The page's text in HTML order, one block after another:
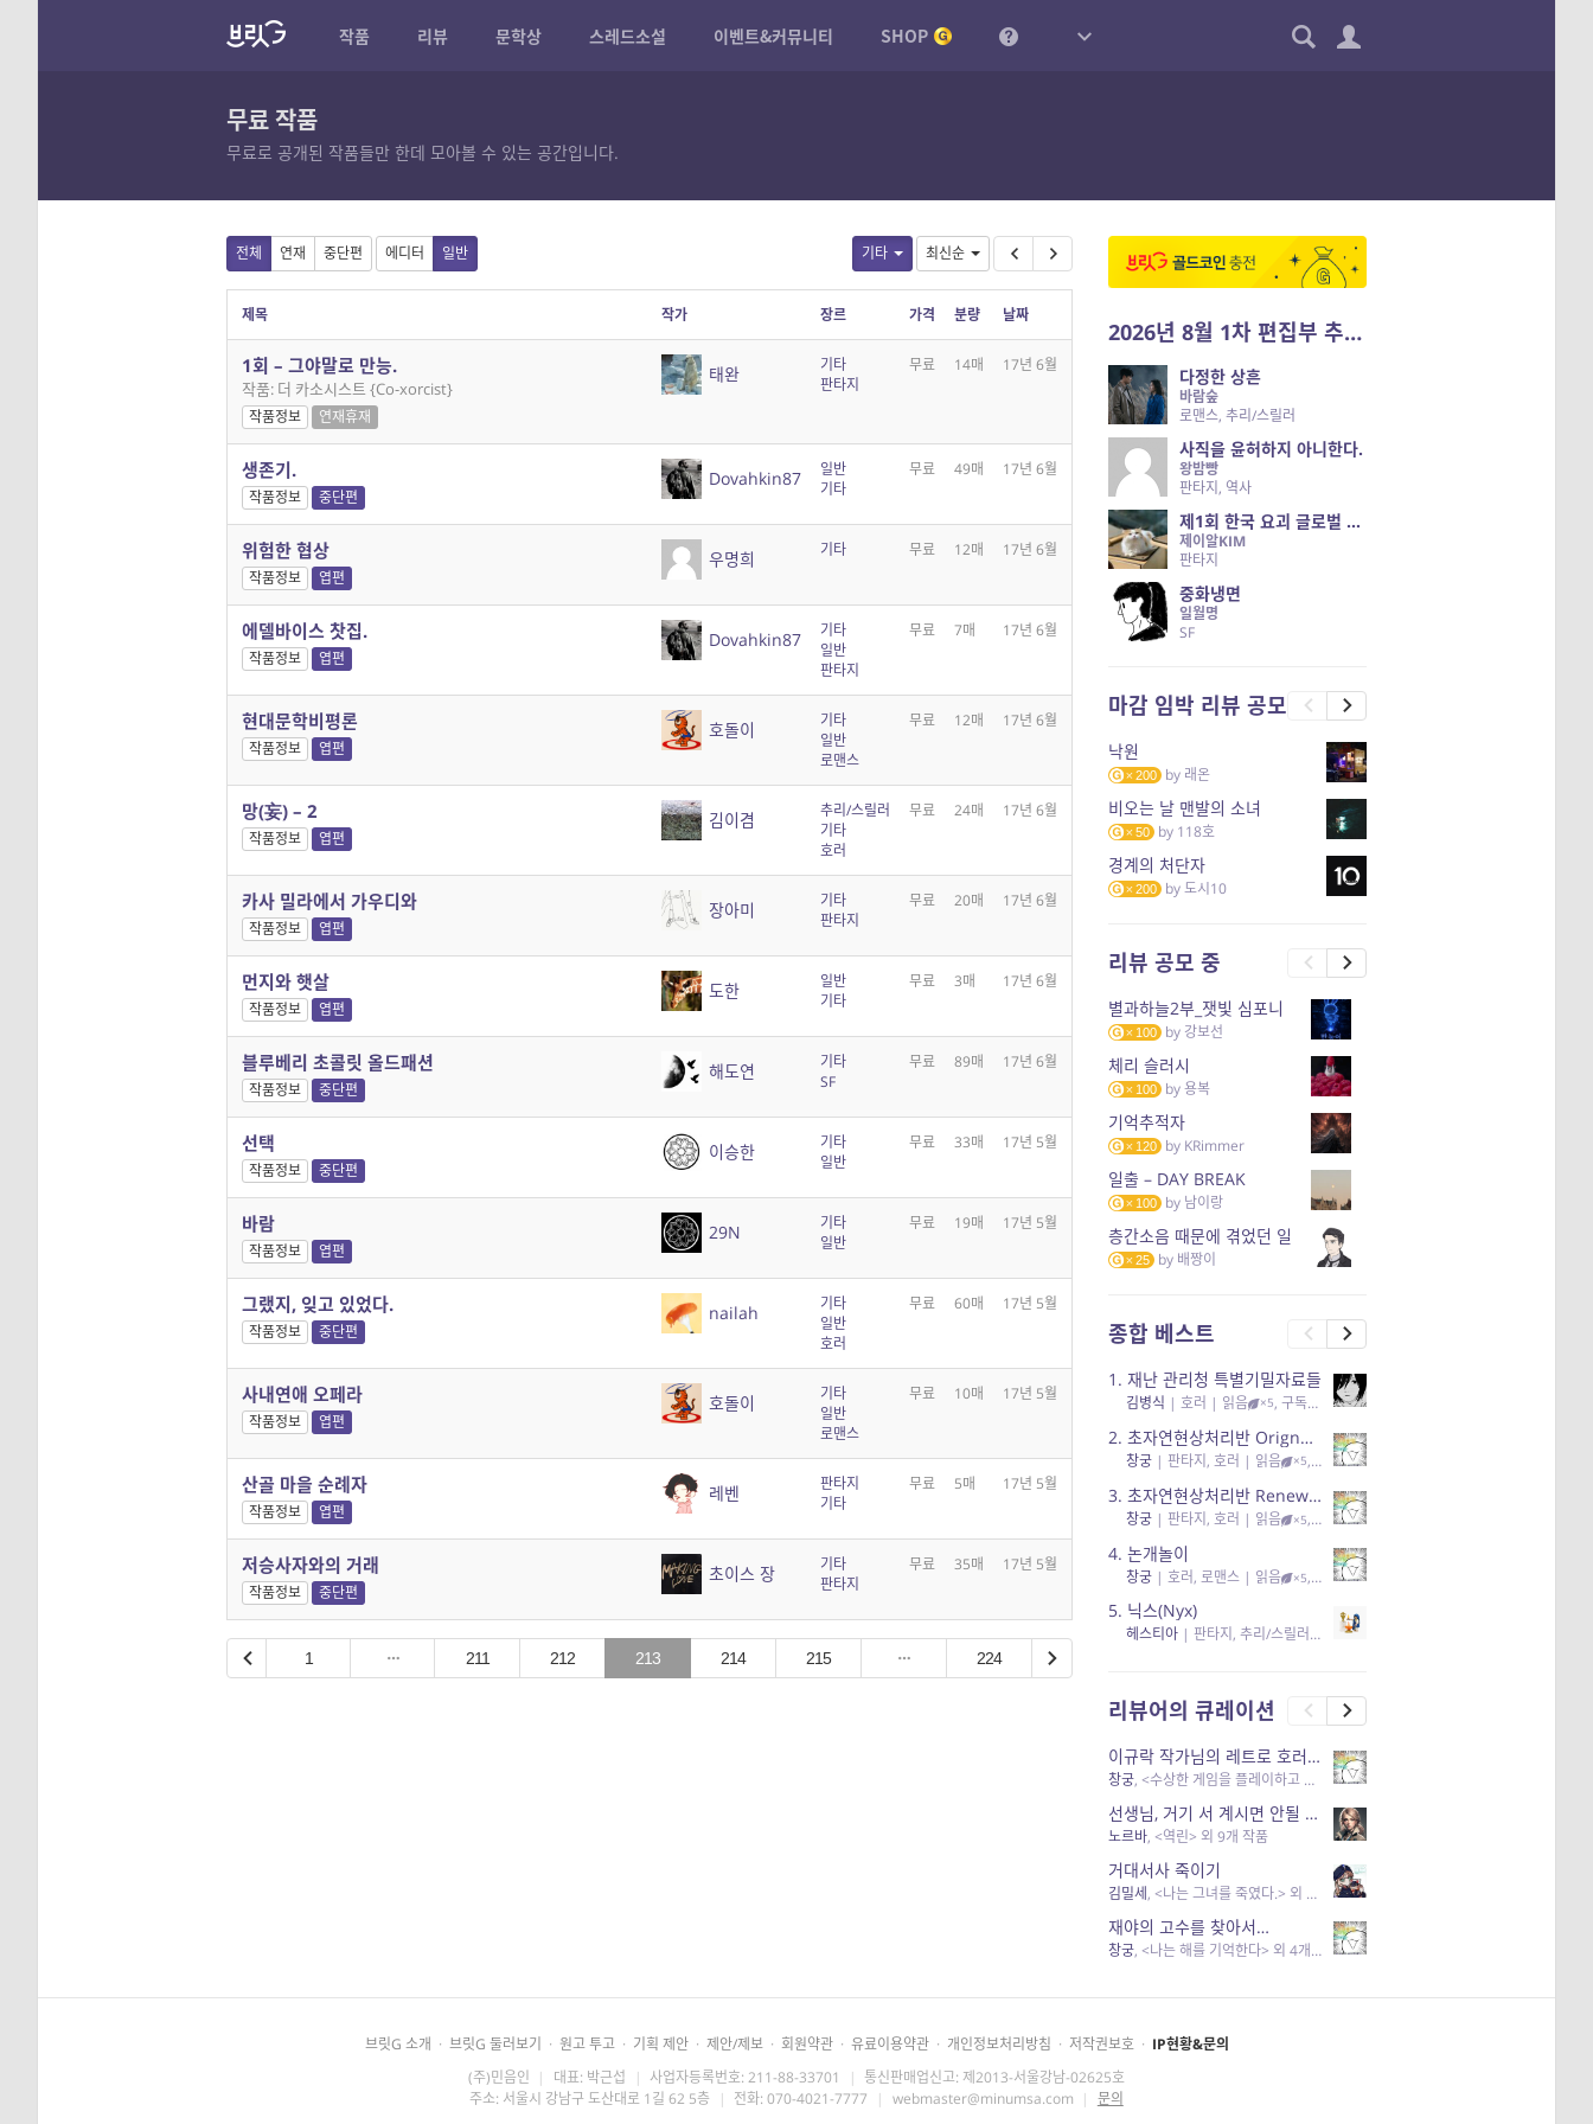
작품 리뷰 문학상 스레드소설 이벤트&커뮤니티 SHOP
무료 작품
무료로 공개된 작품들만 한데 모아볼 수 있는 공간입니다.
기타 최신순
전체 연재 중단편 에디터 일반
제목 작가 장르 가격 분량 날짜
1회 – 그야말로 만능.
작품: 더 카소시스트 {Co-xorcist}
작품정보 연재휴재
태완
기타
판타지
무료 14매 17년 6월
생존기.
작품정보 중단편
Dovahkin87
일반
기타
무료 49매 17년 6월
위험한 협상
작품정보 엽편
우명희 기타 무료 12매 17년 6월
에델바이스 찻집.
작품정보 엽편
Dovahkin87
기타
일반
판타지
무료 7매 17년 6월
현대문학비평론
작품정보 엽편
호돌이
기타
일반
로맨스
무료 12매 17년 6월
망(妄) – 2
작품정보 엽편
김이겸
추리/스릴러
기타
호러
무료 24매 17년 6월
카사 밀라에서 가우디와
작품정보 엽편
장아미
기타
판타지
무료 20매 17년 6월
먼지와 햇살
작품정보 엽편
도한
일반
기타
무료 3매 17년 6월
블루베리 초콜릿 올드패션
작품정보 중단편
해도연
기타
SF
무료 89매 17년 6월
선택
작품정보 중단편
이승한
기타
일반
무료 33매 17년 5월
바람
작품정보 엽편
29N
기타
일반
무료 19매 17년 5월
그랬지, 잊고 있었다.
작품정보 중단편
nailah
기타
일반
호러
무료 60매 17년 5월
사내연애 오페라
작품정보 엽편
호돌이
기타
일반
로맨스
무료 10매 17년 5월
산골 마을 순례자
작품정보 엽편
레벤
판타지
기타
무료 5매 17년 5월
저승사자와의 거래
작품정보 중단편
초이스 장
기타
판타지
무료 35매 17년 5월
1 211 212 213 214 215 224
2026년 8월 1차 편집부 추천작
다정한 상흔
바람숲
로맨스, 추리/스릴러
사직을 윤허하지 아니한다.
왕밤빵
판타지, 역사
제1회 한국 요괴 글로벌 진출 공개 오디션 시즌 2 — 나는 요괴다
제이알KIM
판타지
중화냉면
일월명
SF
마감 임박 리뷰 공모
낙원
200 by 래온
비오는 날 맨발의 소녀
50 by 118호
경계의 처단자
200 by도시10
리뷰 공모 중
별과하늘2부_잿빛 심포니
100 by 강보선
체리 슬러시
100 by용복
기억추적자
120 by KRimmer
일출 – DAY BREAK
100 by 남이랑
층간소음 때문에 겪었던 일
25 by 배짱이
종합 베스트
1. 재난 관리청 특별기밀자료들
김병식 | 호러 | 읽음 ×5, 구독 , 응원95, 리뷰3
2. 초자연현상처리반 Orignal + True Ending
창궁 | 판타지, 호러 | 읽음 ×5, 구독 , 응원6
3. 초자연현상처리반 Renewal
창궁 | 판타지, 호러 | 읽음 ×5, 구독 , 응원82, 리뷰4
4. 논개놀이
창궁 | 호러, 로맨스 | 읽음 ×5, 공감11, 응원25
5. 닉스(Nyx)
헤스티아 | 판타지, 추리/스릴러| 읽음
리뷰어의 큐레이션
이규락 작가님의 레트로 호러 리뷰
창궁, <수상한 게임을 플레이하고 있어> 외 3개 작품
선생님, 거기 서 계시면 안될 것 같은데요-역할 클리셰를 비튼 작품들
노르바, <역린> 외 9개 작품
거대서사 죽이기
김밀세, <나는 그녀를 죽였다.> 외 1개 작품
재야의 고수를 찾아서…
창궁, <나는 해를 기억한다> 외 4개 작품
브릿G 소개 · 브릿G 둘러보기 · 원고 투고 · 기획 제안 · 제안/제보 · 회원약관 · 유료이용약관 · 개인정보처리방침 · 저작권보호 · IP현황&문의
(주)민음인 | 대표: 박근섭 | 사업자등록번호: 211-88-33701 | 통신판매업신고: 제2013-서울강남-02625호
주소: 서울시 강남구 도산대로 1길 62 5층 | 전화: 070-4021-7777 | webmaster@minumsa.com | 문의